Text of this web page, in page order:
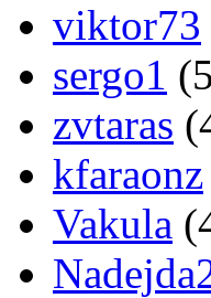
viktor73
sergo1
zvtaras
kfaraonz
Vakula